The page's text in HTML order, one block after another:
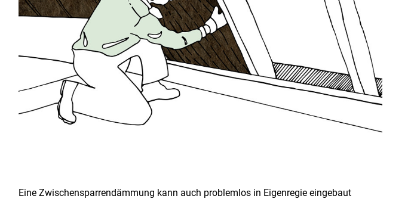
Eine Zwischensparrendämmung kann auch problemlos in Eigenregie eingebaut